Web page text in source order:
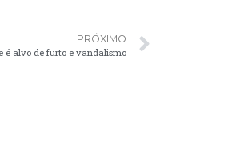
PRÓXIMO
é alvo de furto e vandalismo